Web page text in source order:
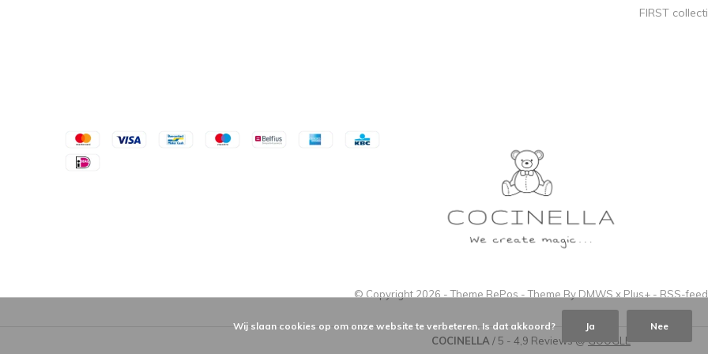
FIRST
© Copyright 2026 - Theme RePos - Theme By DMWS x Plus+ - RSS-feed
COCINELLA / 5 - 4,9 Reviews @GOOGLE
Wij slaan cookies op om onze website te verbeteren. Is dat akkoord? Ja Nee